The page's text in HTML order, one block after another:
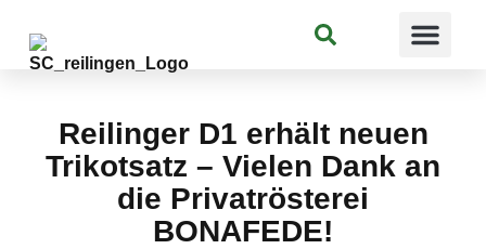
Suchen
Reilinger D1 erhält neuen
Trikotsatz – Vielen Dank an
die Privatrösterei
BONAFEDE!